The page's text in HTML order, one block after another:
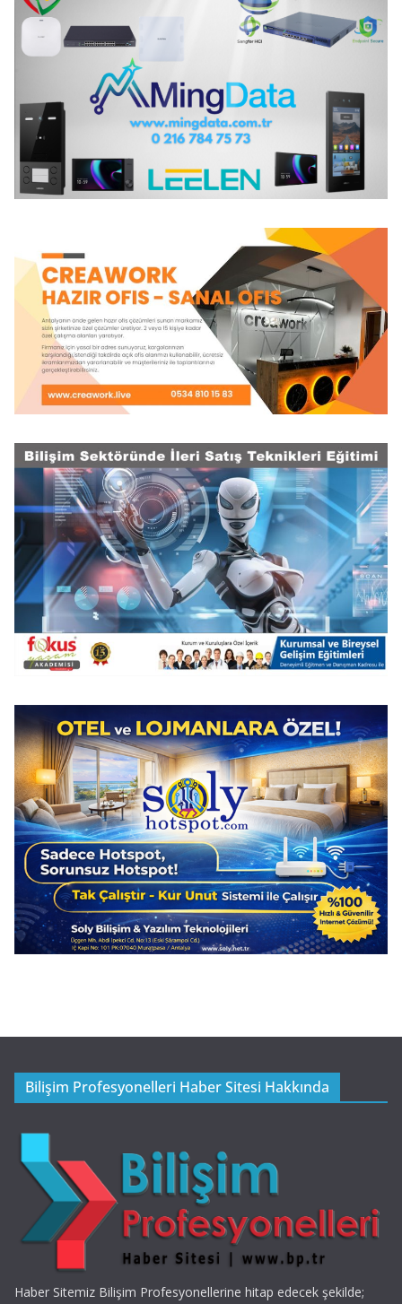
Bilişim Profesyonelleri Haber Sitesi Hakkında
Haber Sitemiz Bilişim Profesyonellerine hitap edecek şekilde;